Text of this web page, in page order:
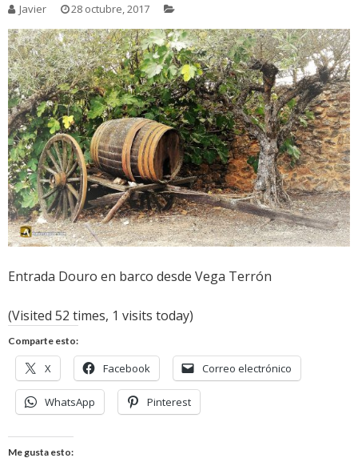
Javier 28 octubre, 2017
Entrada Douro en barco desde Vega Terrón
(Visited 52 times, 1 visits today)
Comparte esto:
X Facebook Correo electrónico
WhatsApp Pinterest
Me gusta esto: